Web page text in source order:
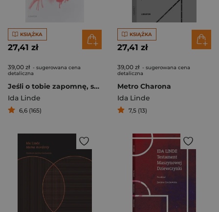
KSIĄŻKA
27,41 zł
39,00 zł - sugerowana cena
detaliczna
Jeśli o tobie zapomnę, stanę się kimś innym
Ida Linde
6,6 (165)
KSIĄŻKA
27,41 zł
39,00 zł - sugerowana cena
detaliczna
Metro Charona
Ida Linde
7,5 (13)